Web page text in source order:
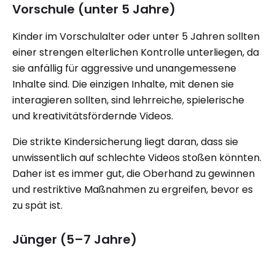
Vorschule (unter 5 Jahre)
Kinder im Vorschulalter oder unter 5 Jahren sollten
einer strengen elterlichen Kontrolle unterliegen, da
sie anfällig für aggressive und unangemessene
Inhalte sind. Die einzigen Inhalte, mit denen sie
interagieren sollten, sind lehrreiche, spielerische
und kreativitätsfördernde Videos.
Die strikte Kindersicherung liegt daran, dass sie
unwissentlich auf schlechte Videos stoßen könnten.
Daher ist es immer gut, die Oberhand zu gewinnen
und restriktive Maßnahmen zu ergreifen, bevor es
zu spät ist.
Jünger (5–7 Jahre)